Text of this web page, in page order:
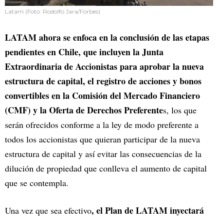
Latam (Foto: Rodolfo Jara/Forbes)
LATAM ahora se enfoca en la conclusión de las etapas
pendientes en Chile, que incluyen la Junta
Extraordinaria de Accionistas para aprobar la nueva
estructura de capital, el registro de acciones y bonos
convertibles en la Comisión del Mercado Financiero
(CMF) y la Oferta de Derechos Preferentes, los que
serán ofrecidos conforme a la ley de modo preferente a
todos los accionistas que quieran participar de la nueva
estructura de capital y así evitar las consecuencias de la
dilución de propiedad que conlleva el aumento de capital
que se contempla.
Una vez que sea efectivo, el Plan de LATAM inyectará